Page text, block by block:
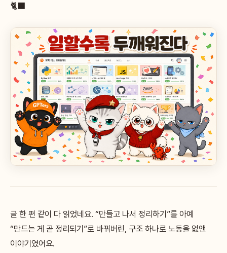
🐈‍⬛
글 한 편 같이 다 읽었네요. “만들고 나서 정리하기”를 아예
“만드는 게 곧 정리되기”로 바꿔버린, 구조 하나로 노동을 없앤
이야기였어요.